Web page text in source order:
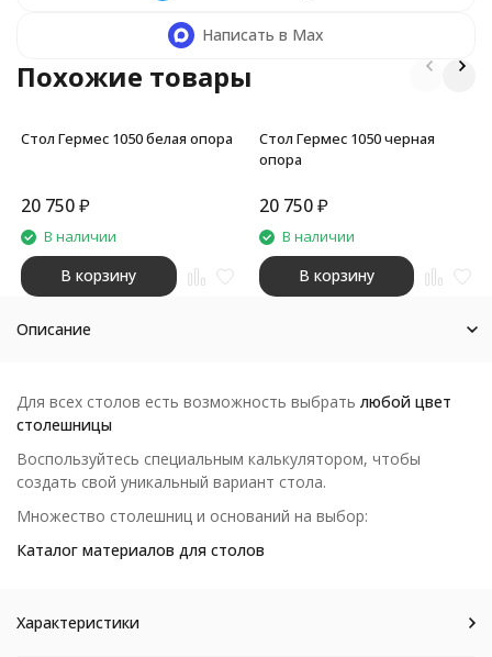
Написать в Max
Похожие товары
Стол Гермес 1050 белая опора
20 750₽
В наличии
В корзину
Стол Гермес 1050 черная
опора
20 750 ₽
В наличии
В корзину
Описание
Для всех столов есть возможность выбрать любой цвет
столешницы
Воспользуйтесь специальным калькулятором, чтобы
создать свой уникальный вариант стола.
Множество столешниц и оснований на выбор:
Каталог материалов для столов
Характеристики